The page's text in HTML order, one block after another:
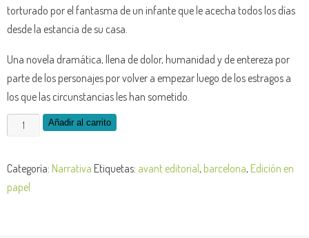
torturado por el fantasma de un infante que le acecha todos los días
desde la estancia de su casa.
Una novela dramática, llena de dolor, humanidad y de entereza por
parte de los personajes por volver a empezar luego de los estragos a
los que las circunstancias les han sometido.
Memorias
de
pasado
que
Añadir al carrito
Categoría: Narrativa Etiquetas: avant editorial, barcelona, Edición en
papel